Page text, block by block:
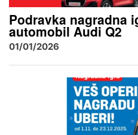
Podravka nagradna
automobil Audi Q2
01/01/2026